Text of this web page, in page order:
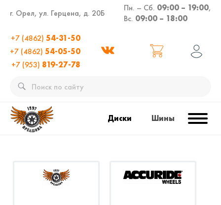
г. Орел, ул. Герцена, д. 20Б
Пн. – Сб. 09:00 – 19:00,
Вс. 09:00 – 18:00
+7 (4862) 54-31-50
+7 (4862) 54-05-50
+7 (953) 819-27-78
Диски Шины